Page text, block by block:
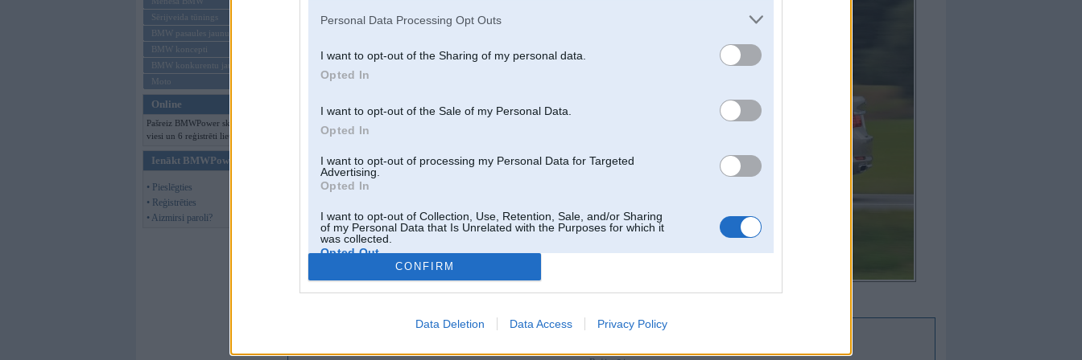
Personal Data Processing Opt Outs
I want to opt-out of the Sharing of my personal data.
Opted In
I want to opt-out of the Sale of my Personal Data.
Opted In
I want to opt-out of processing my Personal Data for Targeted
Advertising.
Opted In
I want to opt-out of Collection, Use, Retention, Sale, and/or Sharing
of my Personal Data that Is Unrelated with the Purposes for which it
was collected.
Opted Out
CONFIRM
Data Deletion Data Access Privacy Policy
Sērijveida tūnings
BMW pasaules jaunumi
BMW koncepti
BMW konkurentu jaunumi
Moto
Online
Pašreiz BMWPower skatās 139
viesi un 6 reģistrēti lietotāji.
Ienākt BMWPower
• Pieslēgties
• Reģistrēties
• Aizmirsi paroli?